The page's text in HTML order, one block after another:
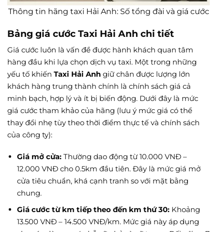
Thông tin hãng taxi Hải Anh: Số tổng đài và giá cước
Bảng giá cước Taxi Hải Anh chi tiết
Giá cước luôn là vấn đề được hành khách quan tâm
hàng đầu khi lựa chọn dịch vụ taxi. Một trong những
yếu tố khiến Taxi Hải Anh giữ chân được lượng lớn
khách hàng trung thành chính là chính sách giá cả
minh bạch, hợp lý và ít bị biến động. Dưới đây là mức
giá cước tham khảo của hãng (lưu ý mức giá có thể
thay đổi nhẹ tùy theo thời điểm thực tế và chính sách
của công ty):
Giá mở cửa:Thường dao động từ 10.000 VNĐ –
12.000 VNĐ cho 0.5km đầu tiên. Đây là mức giá mở
cửa tiêu chuẩn, khá cạnh tranh so với mặt bằng
chung.
Giá cước từ km tiếp theo đến km thứ 30:Khoảng
13.500 VNĐ – 14.500 VNĐ/km. Mức giá này áp dụng